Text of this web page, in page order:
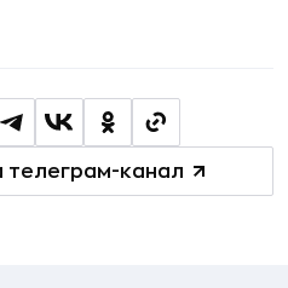
телеграм-канал